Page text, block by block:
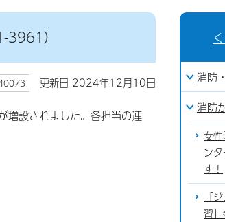
）
更新日 2024年12月10日
増設されました。各担当の連
消防
消防
女
ン
す！
「
習